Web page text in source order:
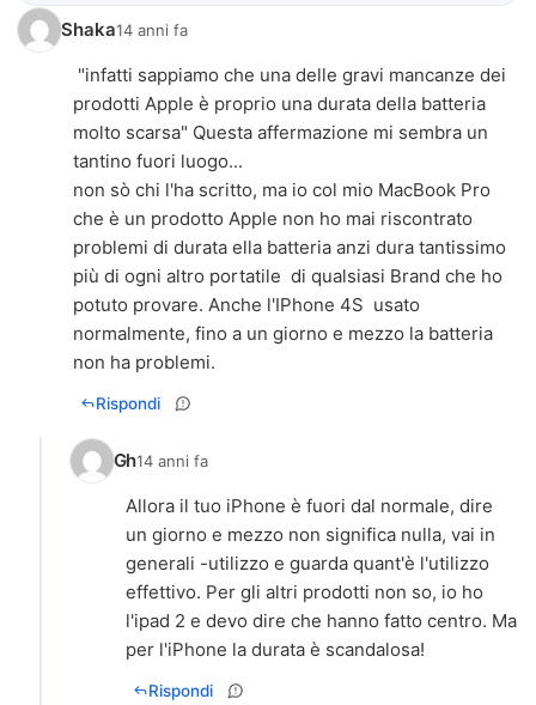
Shaka14 anni fa
"infatti sappiamo che una delle gravi mancanze dei
prodotti Apple è proprio una durata della batteria
molto scarsa" Questa affermazione mi sembra un
tantino fuori luogo...
non sò chi l'ha scritto, ma io col mio MacBook Pro
che è un prodotto Apple non ho mai riscontrato
problemi di durata ella batteria anzi dura tantissimo
più di ogni altro portatile di qualsiasi Brand che ho
potuto provare. Anche l'IPhone 4S usato
normalmente, fino a un giorno e mezzo la batteria
non ha problemi.
Rispondi
Gh14 anni fa
Allora il tuo iPhone è fuori dal normale, dire
un giorno e mezzo non significa nulla, vai in
generali -utilizzo e guarda quant'è l'utilizzo
effettivo. Per gli altri prodotti non so, io ho
l'ipad 2 e devo dire che hanno fatto centro. Ma
per l'iPhone la durata è scandalosa!
Rispondi